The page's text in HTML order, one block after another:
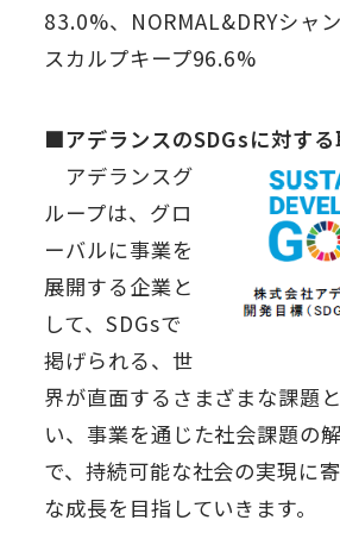
83.0%、NORMAL&DRYシャ
スカルプキープ96.6%
■アデランスのSDGsに対する
アデランスグ
ループは、グロ
ーバルに事業を
展開する企業と
して、SDGsで
掲げられる、世
界が直面するさまざまな課題
い、事業を通じた社会課題の
で、持続可能な社会の実現に
な成長を目指していきます。